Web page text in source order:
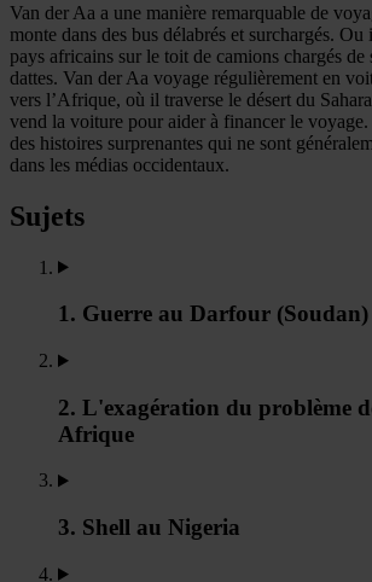
Van der Aa a une manière remarquable de
monte dans des bus délabrés et surchargés.
pays africains sur le toit de camions chargés de
dattes. Van der Aa voyage régulièrement en
vers l’Afrique, où il traverse le désert du
vend la voiture pour aider à financer le
des histoires surprenantes qui ne sont
dans les médias occidentaux.
Sujets
1. Guerre au Darfour (Soudan)
2. L'exagération du problème
Afrique
3. Shell au Nigeria